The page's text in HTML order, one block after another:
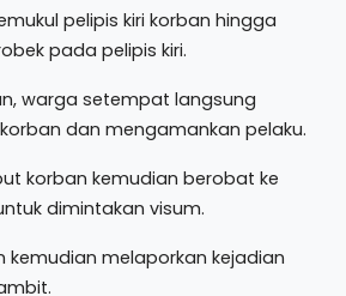
pelipis kiri korban hingga
pada pelipis kiri.
warga setempat langsung
dan mengamankan pelaku.
korban kemudian berobat ke
dimintakan visum.
kemudian melaporkan kejadian